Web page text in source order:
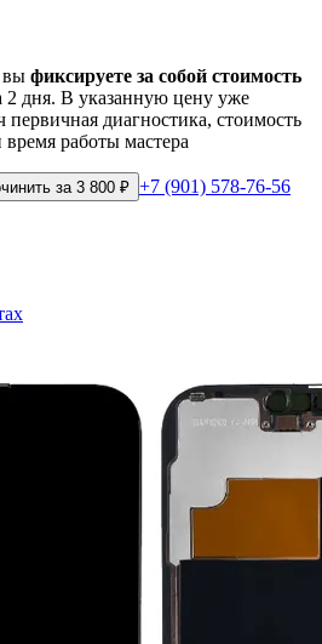
вы фиксируете за собой стоимость
2 дня. В указанную цену уже
первичная диагностика, стоимость
работы мастера
за 3 800 ₽ +7 (901) 578-76-56